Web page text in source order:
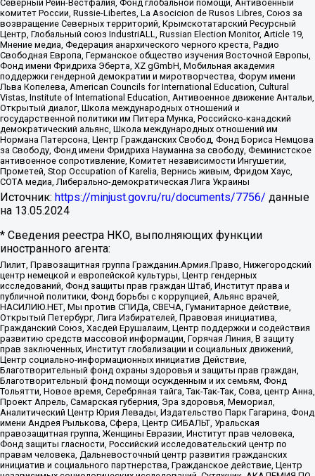
Северный Рейн-Вестфалия, Фонд глобальной помощи, Антивоенный
комитет России, Russie-Libertes, La Asocicion de Rusos Libres, Союз за
возвращение Северных территорий, Крымскотатарский Ресурсный
Центр, Глобальный союз IndustriALL, Russian Election Monitor, Article 19,
Мнение медиа, Федерация анархического черного креста, Радио
Свободная Европа, Германское общество изучения Восточной Европы,
Фонд имени Фридриха Эберта, XZ gGmbH, Мобильная академия
поддержки гендерной демократии и миротворчества, Форум имени
Льва Копелева, American Councils for International Education, Cultural
Vistas, Institute of International Education, Антивоенное движение Антальи,
Открытый диалог, Школа международных отношений и
государственной политики им Питера Мунка, Российско-канадский
демократический альянс, Школа международных отношений им
Нормана Патерсона, Центр Гражданских Свобод, Фонд Бориса Немцова
за Свободу, Фонд имени Фридриха Науманна за свободу, Феминистское
антивоенное сопротивление, Комитет независимости Ингушетии,
Прометей, Stop Occupation of Karelia, Вернись живым, Фридом Хаус,
СОТА медиа, Либерально-демократическая Лига Украины
Источник: https://minjust.gov.ru/ru/documents/7756/ данные
на 13.05.2024
* Сведения реестра НКО, выполняющих функции
иностранного агента:
Лилит, Правозащитная группа Гражданин.Армия.Право, Нижегородский
центр немецкой и европейской культуры, Центр гендерных
исследований, Фонд защиты прав граждан Штаб, Институт права и
публичной политики, Фонд борьбы с коррупцией, Альянс врачей,
НАСИЛИЮ.НЕТ, Мы против СПИДа, СВЕЧА, Гуманитарное действие,
Открытый Петербург, Лига Избирателей, Правовая инициатива,
Гражданский Союз, Хасдей Ерушалаим, Центр поддержки и содействия
развитию средств массовой информации, Горячая Линия, В защиту
прав заключенных, Институт глобализации и социальных движений,
Центр социально-информационных инициатив Действие,
Благотворительный фонд охраны здоровья и защиты прав граждан,
Благотворительный фонд помощи осужденным и их семьям, Фонд
Тольятти, Новое время, Серебряная тайга, Так-Так-Так, Сова, центр Анна,
Проект Апрель, Самарская губерния, Эра здоровья, Мемориал,
Аналитический Центр Юрия Левады, Издательство Парк Гагарина, Фонд
имени Андрея Рылькова, Сфера, Центр СИБАЛЬТ, Уральская
правозащитная группа, Женщины Евразии, Институт прав человека,
Фонд защиты гласности, Российский исследовательский центр по
правам человека, Дальневосточный центр развития гражданских
инициатив и социального партнерства, Гражданское действие, Центр